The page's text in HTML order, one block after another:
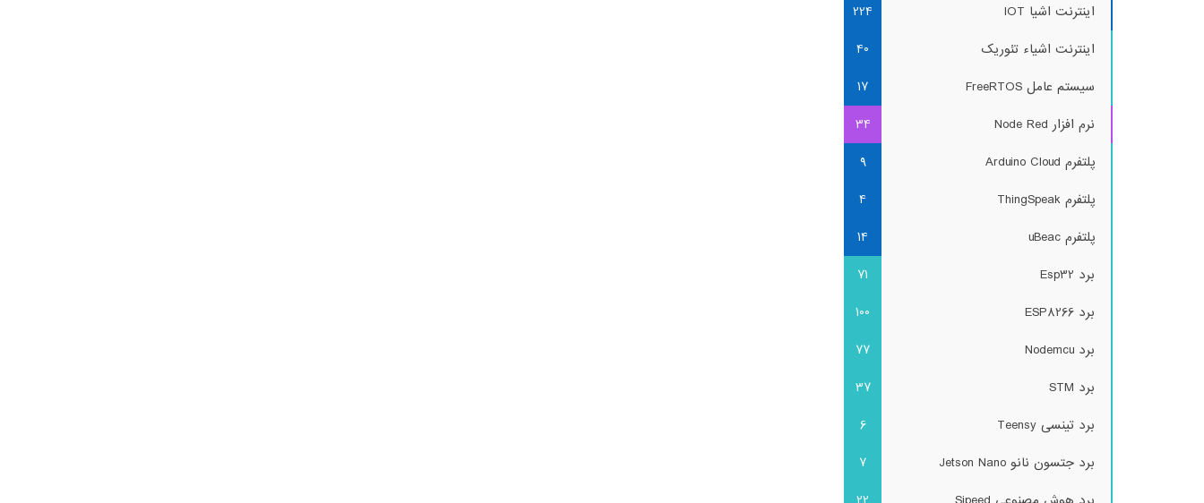
اینترنت اشیا IOT
224
اینترنت اشیاء تئوریک
40
سیستم عامل FreeRTOS
17
نرم افزار Node Red
34
پلتفرم Arduino Cloud
9
پلتفرم ThingSpeak
4
پلتفرم uBeac
14
برد Esp32
71
برد ESP8266
100
برد Nodemcu
77
برد STM
37
برد تینسی Teensy
6
برد جتسون نانو Jetson Nano
7